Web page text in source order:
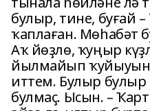
булыр, тине, буғай
ҡаплаған. Мɵһабəт
Аҡ йɵҙлɵ, ҡуңыр
йылмайып
иттем. Булыр
булмаҫ. Ысын. –